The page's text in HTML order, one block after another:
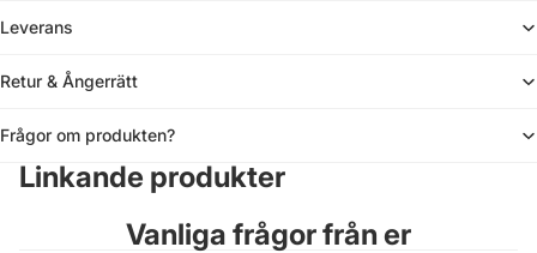
Leverans
Retur & Ångerrätt
Frågor om produkten?
Linkande produkter
Vanliga frågor från er